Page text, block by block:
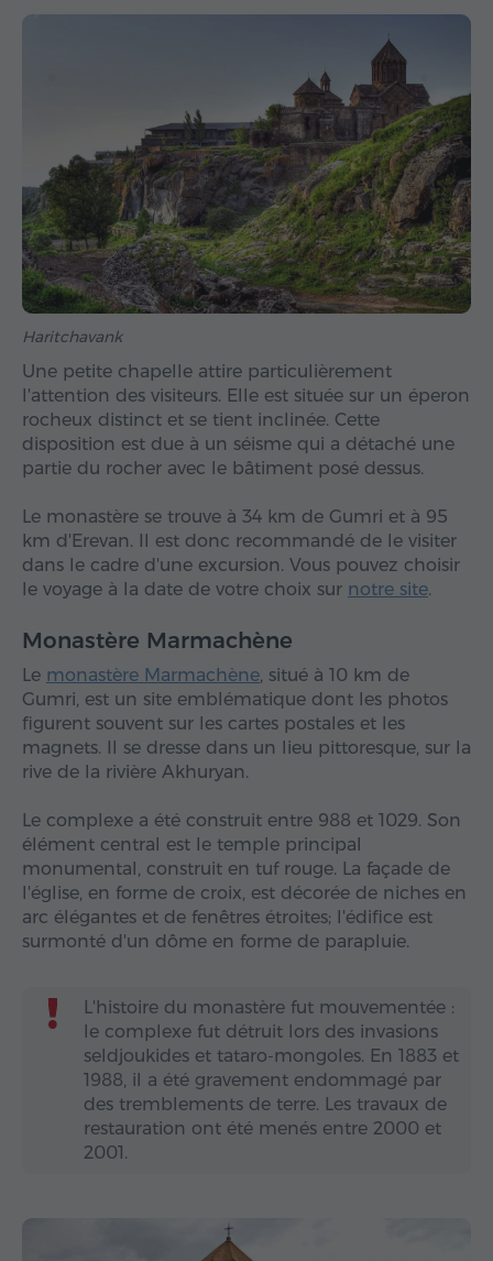
Haritchavank
Une petite chapelle attire particulièrement
l'attention des visiteurs. Elle est située sur un éperon
rocheux distinct et se tient inclinée. Cette
disposition est due à un séisme qui a détaché une
partie du rocher avec le bâtiment posé dessus.
Le monastère se trouve à 34 km de Gumri et à 95
km d'Erevan. Il est donc recommandé de le visiter
dans le cadre d'une excursion. Vous pouvez choisir
le voyage à la date de votre choix sur notre site.
Monastère Marmachène
Le monastère Marmachène, situé à 10 km de
Gumri, est un site emblématique dont les photos
figurent souvent sur les cartes postales et les
magnets. Il se dresse dans un lieu pittoresque, sur la
rive de la rivière Akhuryan.
Le complexe a été construit entre 988 et 1029. Son
élément central est le temple principal
monumental, construit en tuf rouge. La façade de
l'église, en forme de croix, est décorée de niches en
arc élégantes et de fenêtres étroites; l'édifice est
surmonté d'un dôme en forme de parapluie.
L'histoire du monastère fut mouvementée :
le complexe fut détruit lors des invasions
seldjoukides et tataro-mongoles. En 1883 et
1988, il a été gravement endommagé par
des tremblements de terre. Les travaux de
restauration ont été menés entre 2000 et
2001.